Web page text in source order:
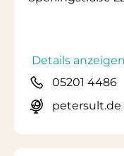
Details anzeigen
05201 4486
petersult.de